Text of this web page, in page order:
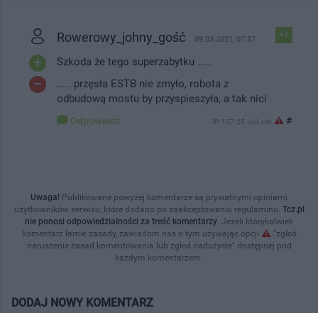
+1
Rowerowy_johny_gość 09.03.2021, 07:57
Szkoda że tego superzabytku .....
..... przęsła ESTB nie zmyło, robota z
odbudową mostu by przyspieszyła, a tak nici
Odpowiedz IP: 157.25.xx0.xx6 #
Uwaga! Publikowane powyżej komentarze są prywatnymi opiniami
użytkowników serwisu, które dodano po zaakceptowaniu regulaminu. Tcz.pl
nie ponosi odpowiedzialności za treść komentarzy . Jeżeli którykolwiek
komentarz łamie zasady, zawiadom nas o tym używając opcji
"zgłoś
naruszenie zasad komentowania lub zgłoś nadużycie" dostępnej pod
każdym komentarzem.
DODAJ NOWY KOMENTARZ